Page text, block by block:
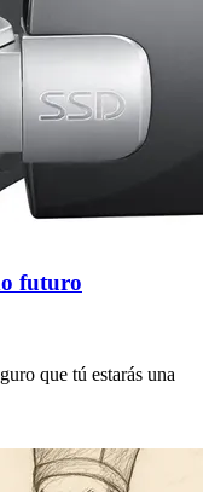
futuro
que tú estarás una